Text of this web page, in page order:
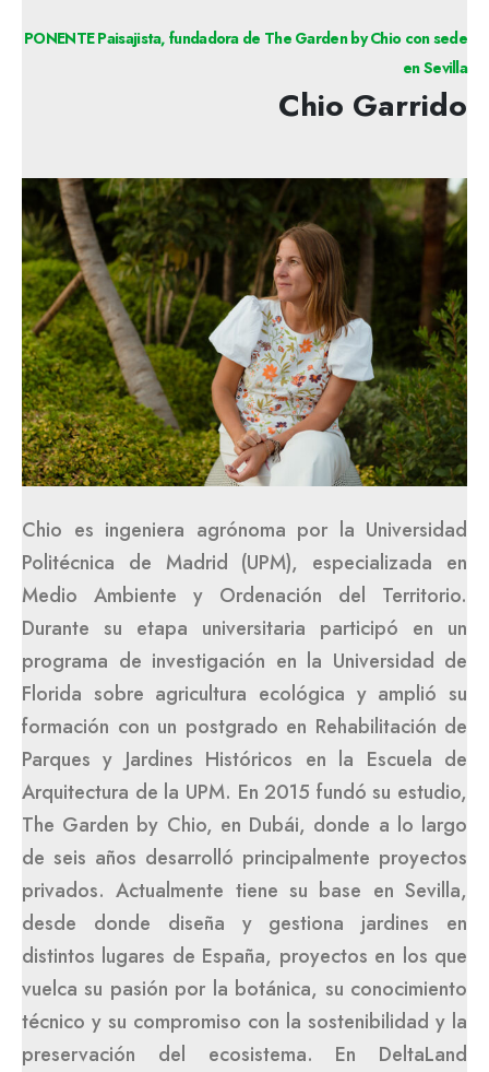
PONENTE Paisajista, fundadora de The Garden by Chio con sede
en Sevilla
Chio Garrido
Chio es ingeniera agrónoma por la Universidad
Politécnica de Madrid (UPM), especializada en
Medio Ambiente y Ordenación del Territorio.
Durante su etapa universitaria participó en un
programa de investigación en la Universidad de
Florida sobre agricultura ecológica y amplió su
formación con un postgrado en Rehabilitación de
Parques y Jardines Históricos en la Escuela de
Arquitectura de la UPM. En 2015 fundó su estudio,
The Garden by Chio, en Dubái, donde a lo largo
de seis años desarrolló principalmente proyectos
privados. Actualmente tiene su base en Sevilla,
desde donde diseña y gestiona jardines en
distintos lugares de España, proyectos en los que
vuelca su pasión por la botánica, su conocimiento
técnico y su compromiso con la sostenibilidad y la
preservación del ecosistema. En DeltaLand